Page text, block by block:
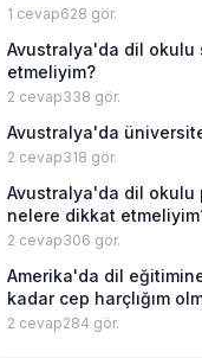
1 cevap628 gör.
Avustralya'da dil okulu
etmeliyim?
2 cevap338 gör.
Avustralya'da
2 cevap318 gör.
Avustralya'da dil okulu
nelere dikkat
2 cevap306 gör.
Amerika'da dil
kadar cep harçlığım
2 cevap284 gör.